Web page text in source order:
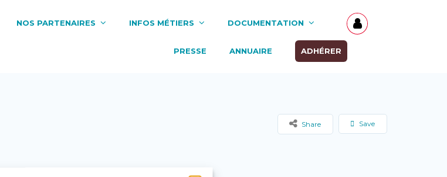
NOS PARTENAIRES INFOS MÉTIERS DOCUMENTATION
PRESSE ANNUAIRE ADHÉRER
Save
Share